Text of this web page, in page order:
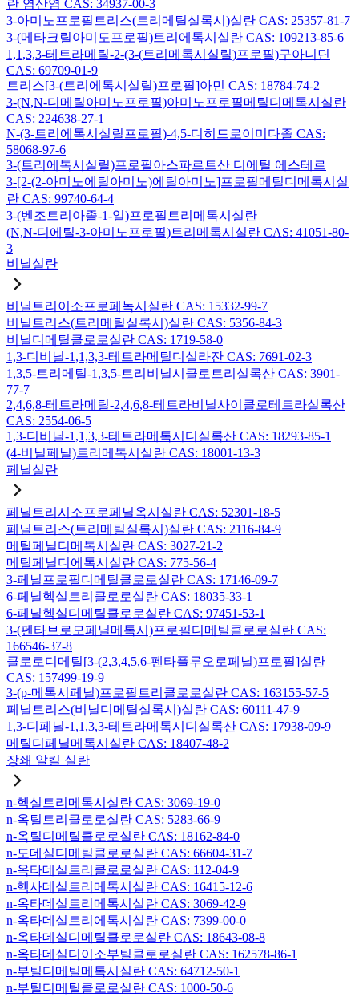
란 염산염 CAS: 34937-00-3
3-아미노프로필트리스(트리메틸실록시)실란 CAS: 25357-81-7
3-(메타크릴아미도프로필)트리에톡시실란 CAS: 109213-85-6
1,1,3,3-테트라메틸-2-(3-(트리메톡시실릴)프로필)구아니딘
CAS: 69709-01-9
트리스[3-(트리에톡시실릴)프로필]아민 CAS: 18784-74-2
3-(N,N-디메틸아미노프로필)아미노프로필메틸디메톡시실란
CAS: 224638-27-1
N-(3-트리에톡시실릴프로필)-4,5-디히드로이미다졸 CAS:
58068-97-6
3-(트리에톡시실릴)프로필아스파르트산 디에틸 에스테르
3-[2-(2-아미노에틸아미노)에틸아미노]프로필메틸디메톡시실
란 CAS: 99740-64-4
3-(벤조트리아졸-1-일)프로필트리메톡시실란
(N,N-디에틸-3-아미노프로필)트리메톡시실란 CAS: 41051-80-
3
비닐실란
비닐트리이소프로페녹시실란 CAS: 15332-99-7
비닐트리스(트리메틸실록시)실란 CAS: 5356-84-3
비닐디메틸클로로실란 CAS: 1719-58-0
1,3-디비닐-1,1,3,3-테트라메틸디실라잔 CAS: 7691-02-3
1,3,5-트리메틸-1,3,5-트리비닐시클로트리실록산 CAS: 3901-
77-7
2,4,6,8-테트라메틸-2,4,6,8-테트라비닐사이클로테트라실록산
CAS: 2554-06-5
1,3-디비닐-1,1,3,3-테트라메톡시디실록산 CAS: 18293-85-1
(4-비닐페닐)트리메톡시실란 CAS: 18001-13-3
페닐실란
페닐트리시소프로페닐옥시실란 CAS: 52301-18-5
페닐트리스(트리메틸실록시)실란 CAS: 2116-84-9
메틸페닐디메톡시실란 CAS: 3027-21-2
메틸페닐디에톡시실란 CAS: 775-56-4
3-페닐프로필디메틸클로로실란 CAS: 17146-09-7
6-페닐헥실트리클로로실란 CAS: 18035-33-1
6-페닐헥실디메틸클로로실란 CAS: 97451-53-1
3-(펜타브로모페닐메톡시)프로필디메틸클로로실란 CAS:
166546-37-8
클로로디메틸[3-(2,3,4,5,6-펜타플루오로페닐)프로필]실란
CAS: 157499-19-9
3-(p-메톡시페닐)프로필트리클로로실란 CAS: 163155-57-5
페닐트리스(비닐디메틸실록시)실란 CAS: 60111-47-9
1,3-디페닐-1,1,3,3-테트라메톡시디실록산 CAS: 17938-09-9
메틸디페닐메톡시실란 CAS: 18407-48-2
장쇄 알킬 실란
n-헥실트리메톡시실란 CAS: 3069-19-0
n-옥틸트리클로로실란 CAS: 5283-66-9
n-옥틸디메틸클로로실란 CAS: 18162-84-0
n-도데실디메틸클로로실란 CAS: 66604-31-7
n-옥타데실트리클로로실란 CAS: 112-04-9
n-헥사데실트리메톡시실란 CAS: 16415-12-6
n-옥타데실트리메톡시실란 CAS: 3069-42-9
n-옥타데실트리에톡시실란 CAS: 7399-00-0
n-옥타데실디메틸클로로실란 CAS: 18643-08-8
n-옥타데실디이소부틸클로로실란 CAS: 162578-86-1
n-부틸디메틸메톡시실란 CAS: 64712-50-1
n-부틸디메틸클로로실란 CAS: 1000-50-6